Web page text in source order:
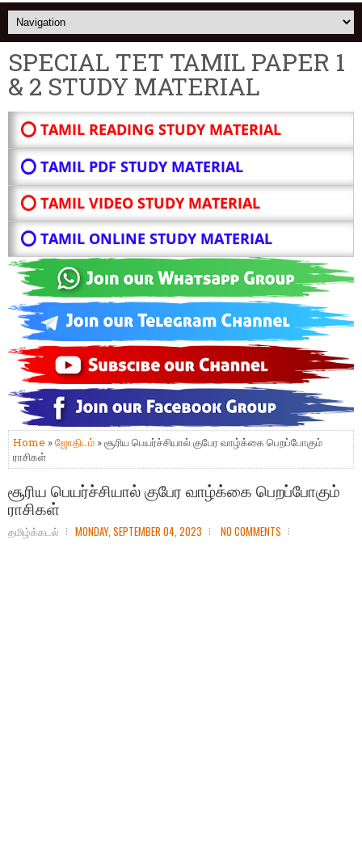
SPECIAL TET TAMIL PAPER 1
& 2 STUDY MATERIAL
⭕ TAMIL READING STUDY MATERIAL
⭕ TAMIL PDF STUDY MATERIAL
⭕ TAMIL VIDEO STUDY MATERIAL
⭕ TAMIL ONLINE STUDY MATERIAL
Home »ஜோதிடம் » சூரிய பெயர்ச்சியால் குபேர வாழ்க்கை பெறப்போகும்
ராசிகள்
சூரிய பெயர்ச்சியால் குபேர வாழ்க்கை பெறப்போகும்
ராசிகள்
தமிழ்க்கடல் MONDAY, SEPTEMBER 04, 2023 NO COMMENTS